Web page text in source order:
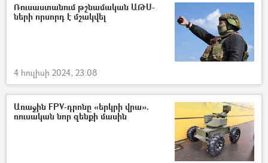
Ռուսաստանում թշնամական ԱԹՍ-
ների որսորդ է մշակվել
4 հուլիսի 2024, 23:08
Առաջին FPV-դրոնը «երկրի վրա».
ռուսական նոր զենքի մասին